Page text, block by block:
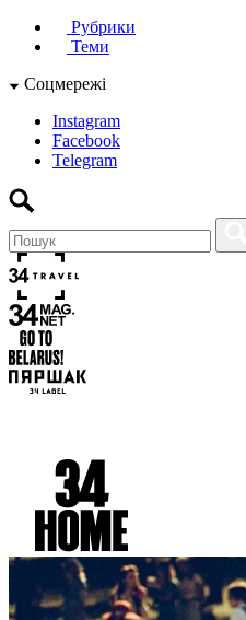
Рубрики
Теми
Соцмережі
Instagram
Facebook
Telegram